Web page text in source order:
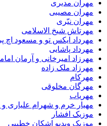
مهران مدیری
مهران مصیبی
مهران نیّری
مهرتاش شیخ الاسلامی
مهرداد ایکس تو و مسعود اچ
مهرداد پاشایی
مهرزاد امیرخانی و آرمان
مهرزاد ملک زاده
مهرکام
مهرگان مخلوقی
مهریاب
مهیار خرم و شهرام علیاری و
موزیک افشار
موزیک ویدیو اشکان خطیبی